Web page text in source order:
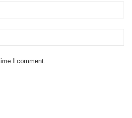
I comment.